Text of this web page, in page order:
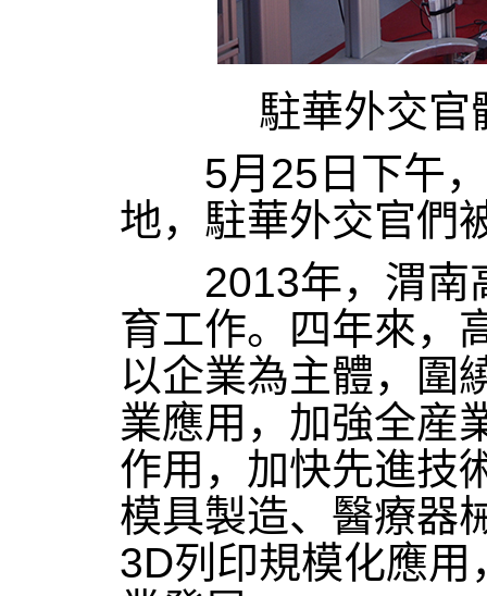
駐華外交官
5月25日下午，
地，駐華外交官們
2013年，渭南高
育工作。四年來，
以企業為主體，圍
業應用，加強全産
作用，加快先進技
模具製造、醫療器
3D列印規模化應用